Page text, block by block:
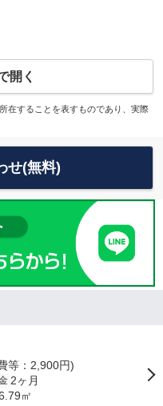
開く
在することを表すものであり、実際
せ(無料)
等：2,900円)
2ヶ月
㎡